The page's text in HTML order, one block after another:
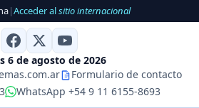
|Acceder alsitio internacional
6 de agosto de 2026
Formulario de contacto
WhatsApp +54 9 11 6155-8693